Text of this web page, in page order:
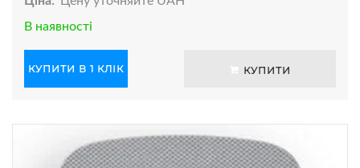
В наявності
КУПИТИ В 1 КЛІК КУПИТИ